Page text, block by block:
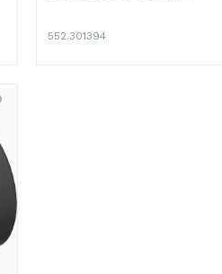
552.301394